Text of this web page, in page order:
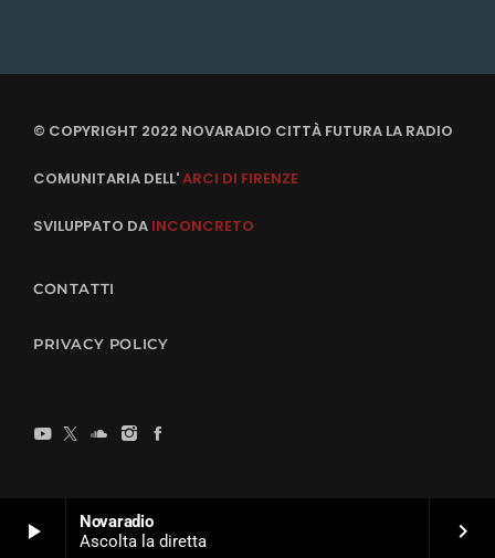
play_arrow
Novaradio
Ascolta la diretta
keyboard_arrow_right
© COPYRIGHT 2022 NOVARADIO CITTÀ FUTURA LA RADIO
COMUNITARIA DELL'ARCI DI FIRENZE
SVILUPPATO DA INCONCRETO
CONTATTI
PRIVACY POLICY